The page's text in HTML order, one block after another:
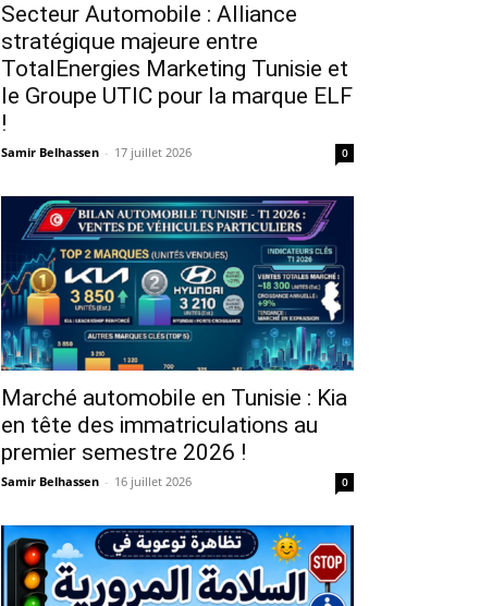
Secteur Automobile : Alliance
stratégique majeure entre
TotalEnergies Marketing Tunisie et
le Groupe UTIC pour la marque ELF
!
Samir Belhassen - 17 juillet 2026 0
Marché automobile en Tunisie : Kia
en tête des immatriculations au
premier semestre 2026 !
Samir Belhassen - 16 juillet 2026 0